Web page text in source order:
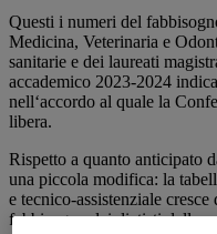
Questi i numeri del
Medicina, Veterinaria e
sanitarie e dei laureati
accademico 2023-2024
nell‘accordo al quale la
libera.
Rispetto a quanto anticipato
una piccola modifica: la
e tecnico-assistenziale
fabbisogno dei dietisti della